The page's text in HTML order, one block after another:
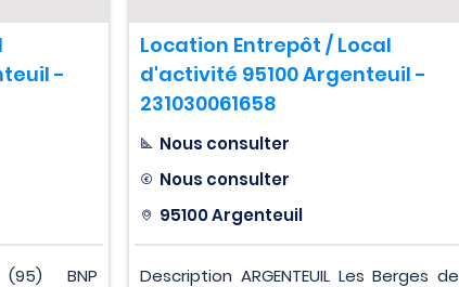
-
(95) BNP
Location Entrepôt / Local
d'activité 95100 Argenteuil -
231030061658
Nous consulter
Nous consulter
95100 Argenteuil
Description ARGENTEUIL Les Berges de